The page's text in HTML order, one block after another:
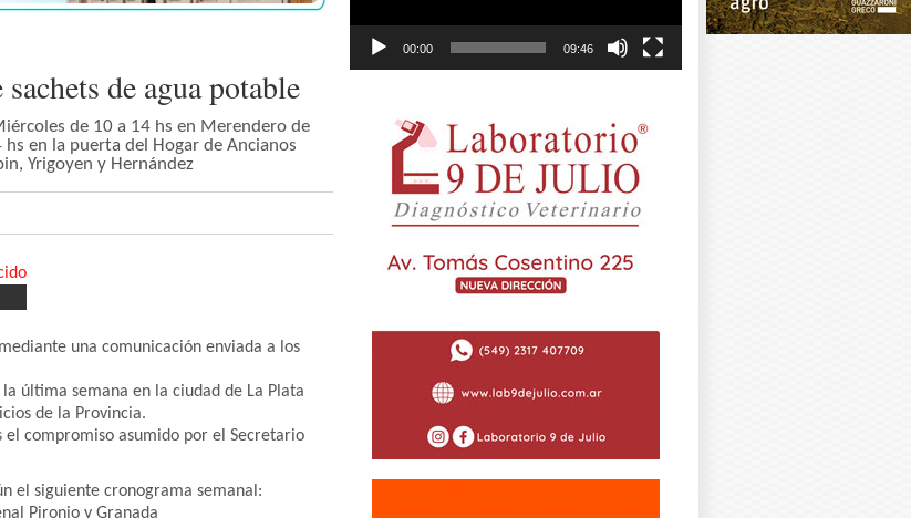
de agua potable
de 10 a 14 hs en Merendero de
en la puerta del Hogar de Ancianos
Yrigoyen y Hernández
una comunicación enviada a los
última semana en la ciudad de La Plata
de la Provincia.
el compromiso asumido por el Secretario
el siguiente cronograma semanal:
Pironio y Granada
00:00 09:46